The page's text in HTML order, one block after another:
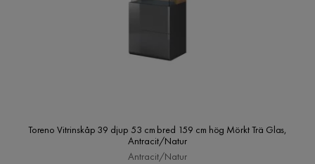
Toreno Vitrinskåp 39 djup 53 cm bred 159 cm hög Mörkt Trä Glas,
Antracit/Natur
Antracit/Natur